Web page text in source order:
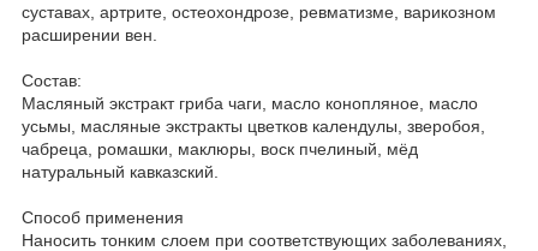
суставах, артрите, остеохондрозе, ревматизме, варикозном
расширении вен.
Состав:
Масляный экстракт гриба чаги, масло конопляное, масло
усьмы, масляные экстракты цветков календулы, зверобоя,
чабреца, ромашки, маклюры, воск пчелиный, мёд
натуральный кавказский.
Способ применения
Наносить тонким слоем при соответствующих заболеваниях,